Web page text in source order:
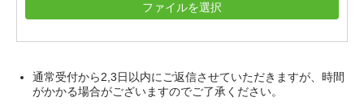
ファイルを選択
通常受付から2,3日以内にご返信させていただきますが、時間
がかかる場合がございますのでご了承ください。